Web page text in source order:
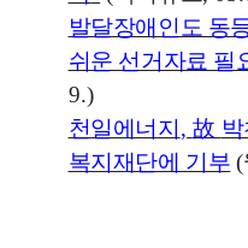
발달장애인도 동
쉬운 선거자료 필
9.)
천일에너지 , 故
복지재단에 기부 (